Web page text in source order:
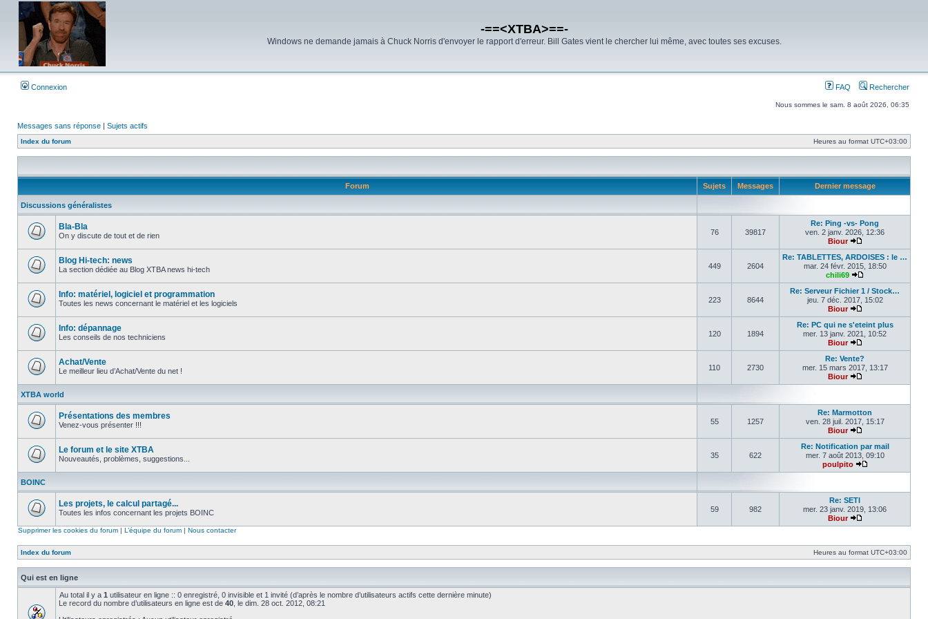
-==<XTBA>==-
Windows ne demande jamais à Chuck Norris d'envoyer le rapport d'erreur. Bill Gates vient le chercher lui même, avec toutes ses excuses.
Connexion FAQ Rechercher
Nous sommes le sam. 8 août 2026, 06:35
Messages sans réponse | Sujets actifs
Index du forum Heures au format UTC+03:00
Forum Sujets Messages Dernier message
Discussions généralistes
message
non
Bla-Bla
On y discute de tout et de rien 76 39817
Re: Ping -vs- Pong
ven. 2 janv. 2026, 12:36
Biour
Voir le dernier
message
non
Blog Hi-tech: news
La section dédiée au Blog XTBA news hi-tech 449 2604
Re: TABLETTES, ARDOISES : le …
mar. 24 févr. 2015, 18:50
chili69
Voir le dernier
message
non
Info: matériel, logiciel et programmation
Toutes les news concernant le matériel et les logiciels 223 8644
Re: Serveur Fichier 1 / Stock…
jeu. 7 déc. 2017, 15:02
Biour
Voir le dernier
message
non
Info: dépannage
Les conseils de nos techniciens 120 1894
Re: PC qui ne s'eteint plus
mer. 13 janv. 2021, 10:52
Biour
Voir le dernier
message
non
lu
Achat/Vente
Le meilleur lieu d’Achat/Vente du net ! 110 2730
Re: Vente?
mer. 15 mars 2017, 13:17
Biour
Voir le dernier
XTBA world
message
non
Présentations des membres
Venez-vous présenter !!! 55 1257
Re: Marmotton
ven. 28 juil. 2017, 15:17
Biour
Voir le dernier
message
lu
Le forum et le site XTBA
Nouveautés, problèmes, suggestions... 35 622
Re: Notification par mail
mer. 7 août 2013, 09:10
poulpito
Voir le dernier
BOINC
message
Les projets, le calcul partagé...
Toutes les infos concernant les projets BOINC 59 982
Re: SETI
mer. 23 janv. 2019, 13:06
Biour
Voir le dernier
Supprimer les cookies du forum | L’équipe du forum | Nous contacter
Index du forum Heures au format UTC+03:00
Qui est en ligne
Au total il y a 1 utilisateur en ligne :: 0 enregistré, 0 invisible et 1 invité (d’après le nombre d’utilisateurs actifs cette dernière minute)
Le record du nombre d’utilisateurs en ligne est de 40 , le dim. 28 oct. 2012, 08:21